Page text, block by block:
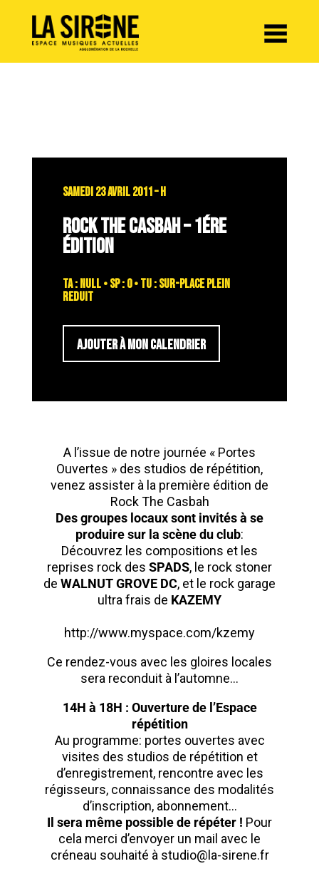
SAMEDI 23 AVRIL 2011 – H
ROCK THE CASBAH – 1ÉRE
ÉDITION
TA : NULL • SP : 0 • TU : sur-place plein
reduit
AJOUTER À MON CALENDRIER
A l’issue de notre journée « Portes
Ouvertes » des studios de répétition,
venez assister à la première édition de
Rock The Casbah
Des groupes locaux sont invités à se
produire sur la scène du club:
Découvrez les compositions et les
reprises rock des SPADS, le rock stoner
de WALNUT GROVE DC, et le rock garage
ultra frais de KAZEMY
http://www.myspace.com/kzemy
Ce rendez-vous avec les gloires locales
sera reconduit à l’automne…
14H à 18H : Ouverture de l’Espace
répétition
Au programme: portes ouvertes avec
visites des studios de répétition et
d’enregistrement, rencontre avec les
régisseurs, connaissance des modalités
d’inscription, abonnement…
Il sera même possible de répéter ! Pour
cela merci d’envoyer un mail avec le
créneau souhaité à studio@la-sirene.fr